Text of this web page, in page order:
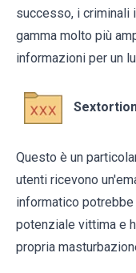
successo, i criminali
gamma molto più
informazioni per un
Questo è un
utenti ricevono
informatico
potenziale vittima e
propria